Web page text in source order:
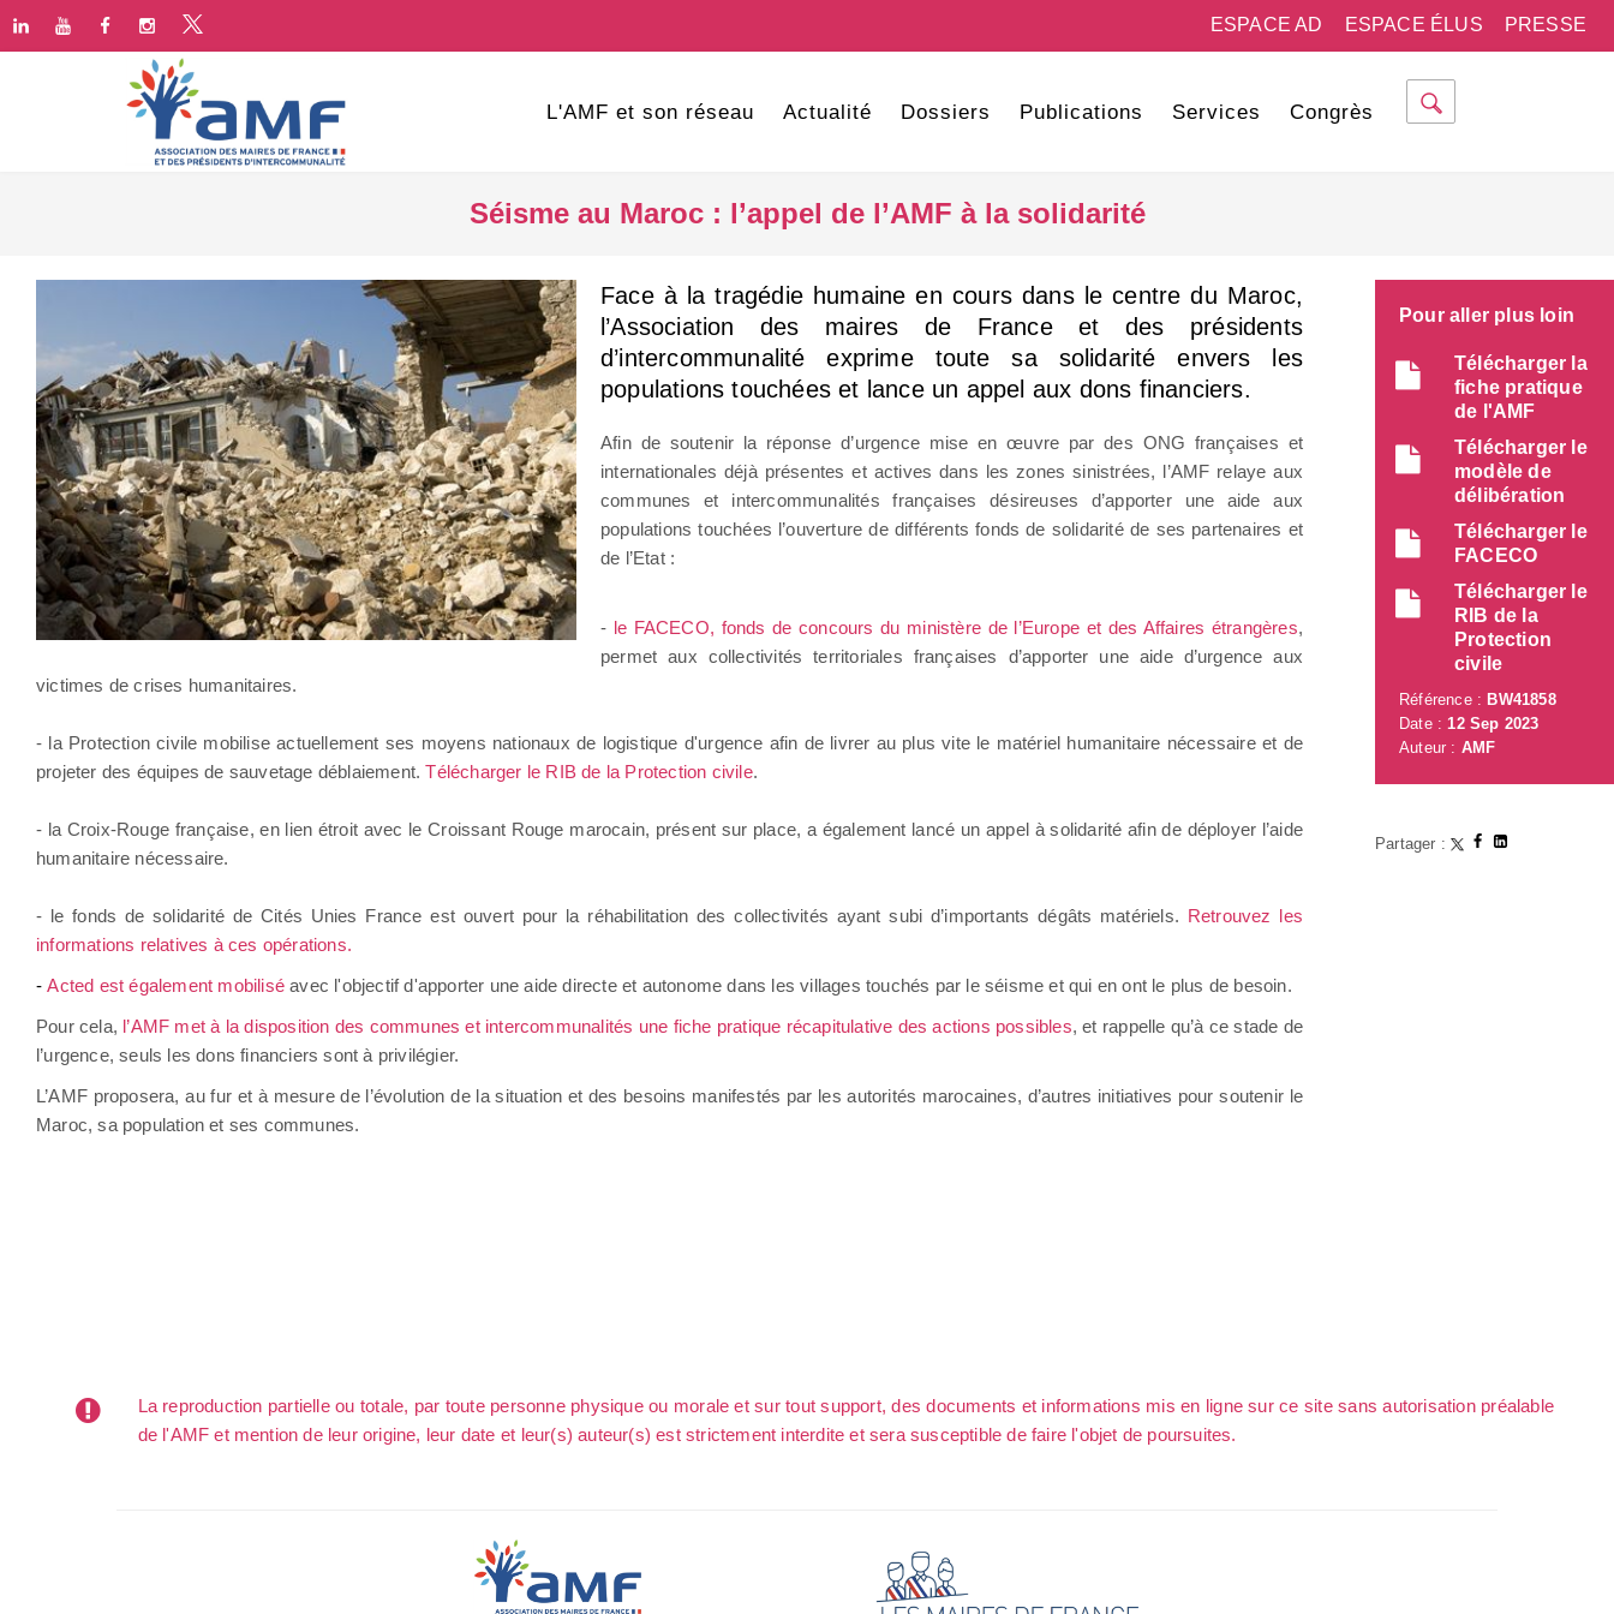
PRESSE
ESPACE ÉLUS
ESPACE AD
L'AMF et son réseau Actualité Dossiers Publications Services Congrès
Séisme au Maroc : l’appel de l’AMF à la solidarité
Face à la tragédie humaine en cours dans le centre du Maroc,
l’Association des maires de France et des présidents
d’intercommunalité exprime toute sa solidarité envers les
populations touchées et lance un appel aux dons financiers.
Afin de soutenir la réponse d’urgence mise en œuvre par des ONG françaises et
internationales déjà présentes et actives dans les zones sinistrées, l’AMF relaye aux
communes et intercommunalités françaises désireuses d’apporter une aide aux
populations touchées l’ouverture de différents fonds de solidarité de ses partenaires et
de l’Etat :
- le FACECO, fonds de concours du ministère de l’Europe et des Affaires étrangères,
permet aux collectivités territoriales françaises d’apporter une aide d’urgence aux
victimes de crises humanitaires.
- la Protection civile mobilise actuellement ses moyens nationaux de logistique d'urgence afin de livrer au plus vite le matériel humanitaire nécessaire et de
projeter des équipes de sauvetage déblaiement.Télécharger le RIB de la Protection civile.
- la Croix-Rouge française, en lien étroit avec le Croissant Rouge marocain, présent sur place, a également lancé un appel à solidarité afin de déployer l’aide
humanitaire nécessaire.
- le fonds de solidarité de Cités Unies France est ouvert pour la réhabilitation des collectivités ayant subi d’importants dégâts matériels. Retrouvez les
informations relatives à ces opérations.
-Acted est également mobilisé avec l'objectif d'apporter une aide directe et autonome dans les villages touchés par le séisme et qui en ont le plus de besoin.
Pour cela, l’AMF met à la disposition des communes et intercommunalités une fiche pratique récapitulative des actions possibles, et rappelle qu’à ce stade de
l’urgence, seuls les dons financiers sont à privilégier.
L’AMF proposera, au fur et à mesure de l’évolution de la situation et des besoins manifestés par les autorités marocaines, d’autres initiatives pour soutenir le
Maroc, sa population et ses communes.
Pour aller plus loin
Télécharger la
fiche pratique
de l'AMF
Télécharger le
modèle de
délibération
Télécharger le
FACECO
Télécharger le
RIB de la
Protection
civile
Référence : BW41858
Date :12 Sep 2023
Auteur : AMF
Partager :
La reproduction partielle ou totale, par toute personne physique ou morale et sur tout support, des documents et informations mis en ligne sur ce site sans autorisation préalable
de l'AMF et mention de leur origine, leur date et leur(s) auteur(s) est strictement interdite et sera susceptible de faire l'objet de poursuites.